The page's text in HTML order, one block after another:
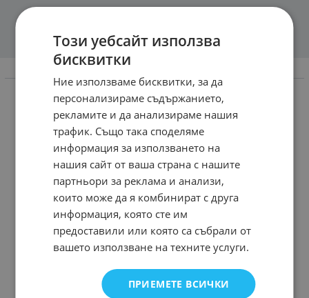
Информация
Доставка и плащане
Връщане рекламации замяна
Общи условия за ползване
Политиката за поверителност
Политика за използване на бисквитки
При възникване на спор, свързан с покупка онлайн,
можете да ползвате сайта ОРС
Вашите права
Отказ от сделка
Този уебсайт използва
бисквитки
Ние използваме бисквитки, за да
персонализираме съдържанието,
рекламите и да анализираме нашия
трафик. Също така споделяме
информация за използването на
нашия сайт от ваша страна с нашите
партньори за реклама и анализи,
които може да я комбинират с друга
информация, която сте им
предоставили или която са събрали от
вашето използване на техните услуги.
ПРИЕМЕТЕ ВСИЧКИ